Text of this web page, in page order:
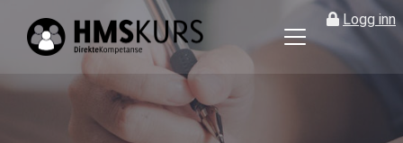
Logg inn
kurs
nett
for